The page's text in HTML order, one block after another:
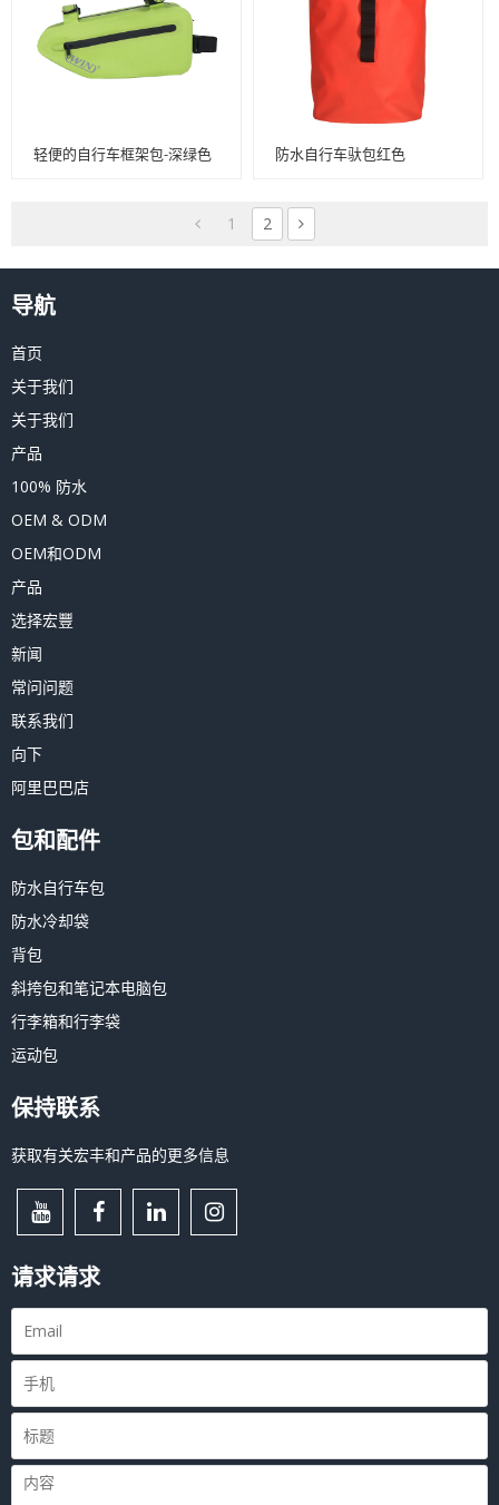
轻便的自行车框架包-深绿色 防水自行车驮包红色
1 2
导航
首页
关于我们
关于我们
产品
100% 防水
OEM & ODM
OEM和ODM
产品
选择宏豐
新闻
常问问题
联系我们
向下
阿里巴巴店
包和配件
防水自行车包
防水冷却袋
背包
斜挎包和笔记本电脑包
行李箱和行李袋
运动包
保持联系
获取有关宏丰和产品的更多信息
请求请求